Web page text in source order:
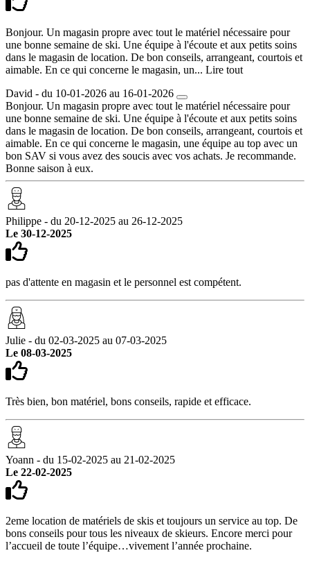
Bonjour. Un magasin propre avec tout le matériel nécessaire pour
une bonne semaine de ski. Une équipe à l'écoute et aux petits soins
dans le magasin de location. De bon conseils, arrangeant, courtois et
aimable. En ce qui concerne le magasin, un... Lire tout
David - du 10-01-2026 au 16-01-2026
Bonjour. Un magasin propre avec tout le matériel nécessaire pour
une bonne semaine de ski. Une équipe à l'écoute et aux petits soins
dans le magasin de location. De bon conseils, arrangeant, courtois et
aimable. En ce qui concerne le magasin, une équipe au top avec un
bon SAV si vous avez des soucis avec vos achats. Je recommande.
Bonne saison à eux.
Philippe - du 20-12-2025 au 26-12-2025
Le 30-12-2025
pas d'attente en magasin et le personnel est compétent.
Julie - du 02-03-2025 au 07-03-2025
Le 08-03-2025
Très bien, bon matériel, bons conseils, rapide et efficace.
Yoann - du 15-02-2025 au 21-02-2025
Le 22-02-2025
2eme location de matériels de skis et toujours un service au top. De
bons conseils pour tous les niveaux de skieurs. Encore merci pour
l’accueil de toute l’équipe…vivement l’année prochaine.